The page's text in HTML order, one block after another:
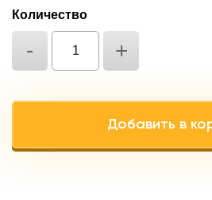
Количество
- +
Добавить в